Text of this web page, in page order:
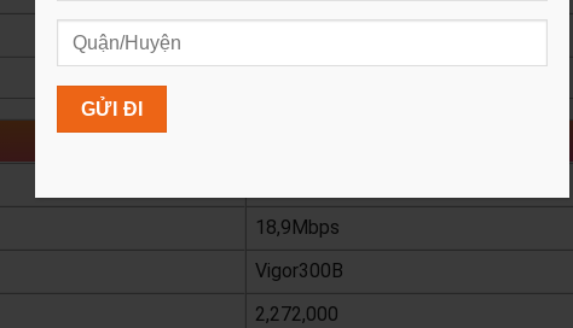
18,9Mbps
Vigor300B
2,272,000